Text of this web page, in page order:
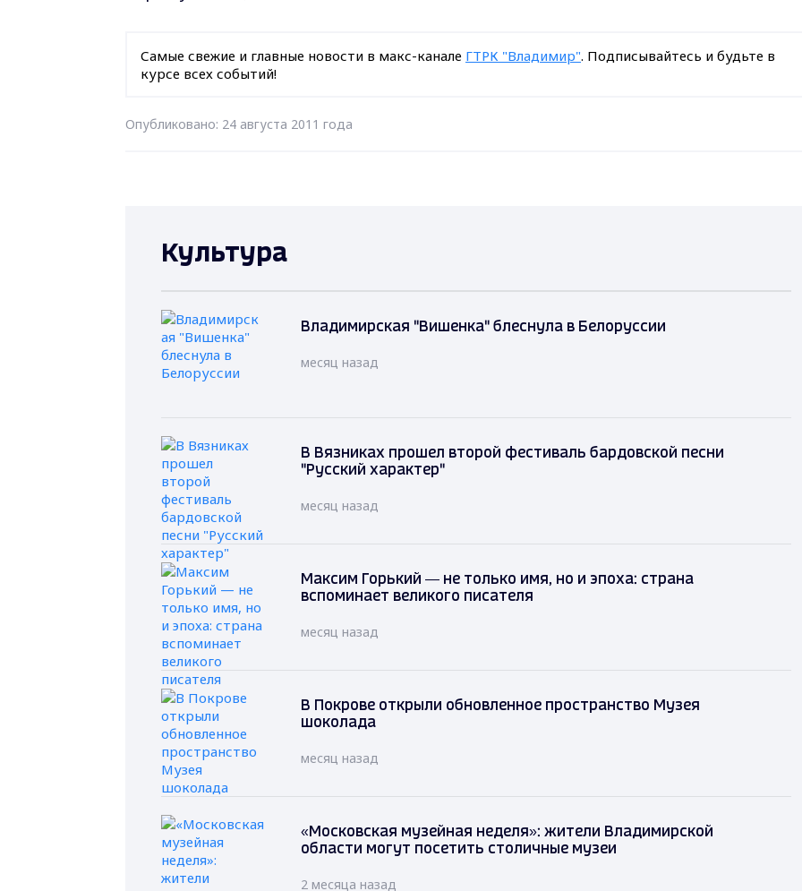
Самые свежие и главные новости в макс-канале ГТРК "Владимир". Подписывайтесь и будьте в
курсе всех событий!
Опубликовано: 24 августа 2011 года
Культура
Владимирская "Вишенка" блеснула в Белоруссии
месяц назад
В Вязниках прошел второй фестиваль бардовской песни
"Русский характер"
месяц назад
Максим Горький — не только имя, но и эпоха: страна
вспоминает великого писателя
месяц назад
В Покрове открыли обновленное пространство Музея
шоколада
месяц назад
«Московская музейная неделя»: жители Владимирской
области могут посетить столичные музеи
2 месяца назад